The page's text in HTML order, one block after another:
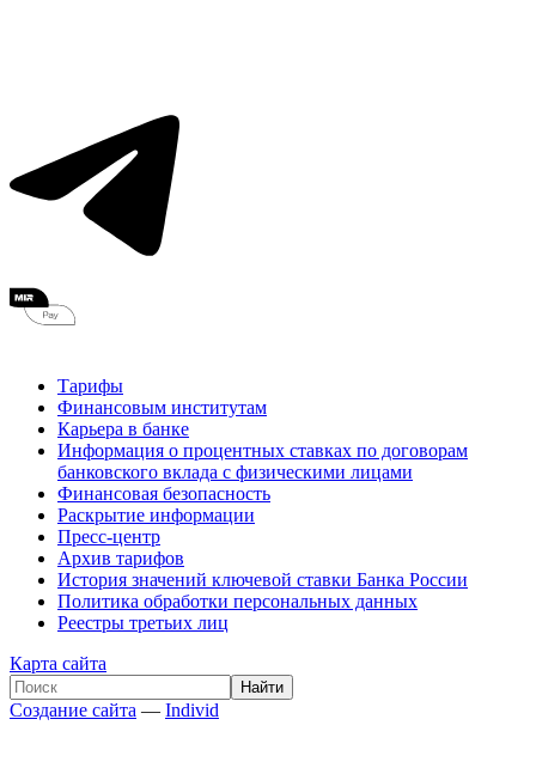
Тарифы
Финансовым институтам
Карьера в банке
Информация о процентных ставках по договорам
банковского вклада с физическими лицами
Финансовая безопасность
Раскрытие информации
Пресс-центр
Архив тарифов
История значений ключевой ставки Банка России
Политика обработки персональных данных
Реестры третьих лиц
Карта сайта
Создание сайта — Individ